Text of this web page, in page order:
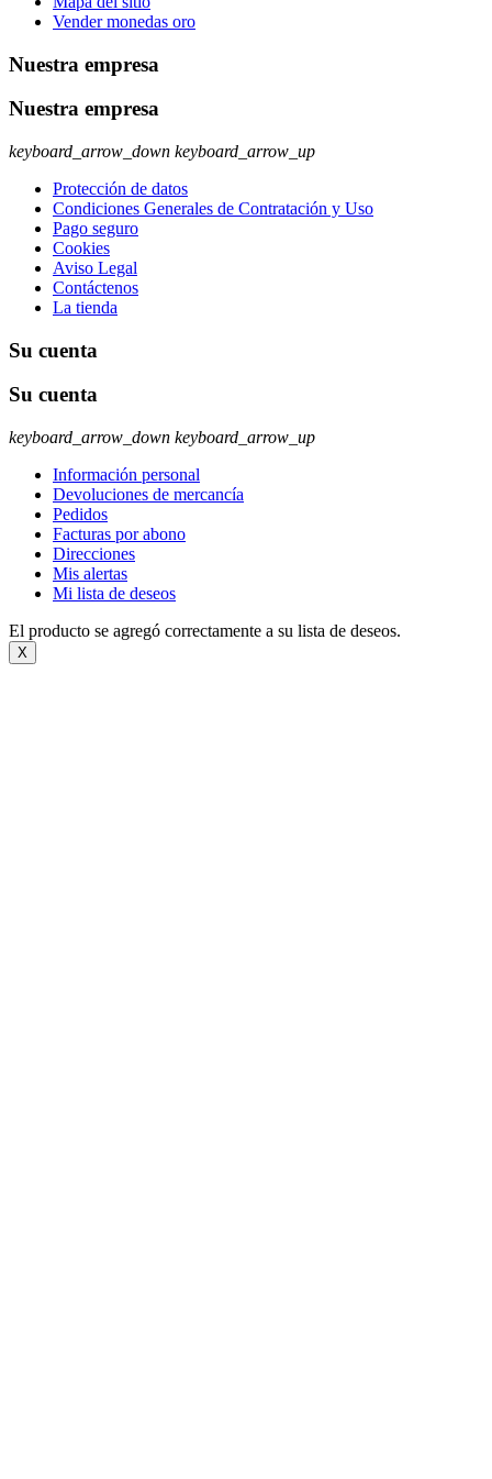
Vender monedas oro
Nuestra empresa
Nuestra empresa
keyboard_arrow_down keyboard_arrow_up
Protección de datos
Condiciones Generales de Contratación y Uso
Pago seguro
Cookies
Aviso Legal
Contáctenos
La tienda
Su cuenta
Su cuenta
keyboard_arrow_down keyboard_arrow_up
Información personal
Devoluciones de mercancía
Pedidos
Facturas por abono
Direcciones
Mis alertas
Mi lista de deseos
El producto se agregó correctamente a su lista de deseos.
X